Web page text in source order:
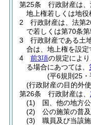
第25条
行政財産は
地上権若しくは地役
2
行政財産は、法第
で若しくは第70条
3
行政財産である土
合は、地上権を設定
4
前3項の規定によ
る場合にあつては、
(平6規則25
(行政財産の目的外
第26条
行政財産は、
(1)
国、他の地方
(2)
公の施策の普
(3)
職員及び当該